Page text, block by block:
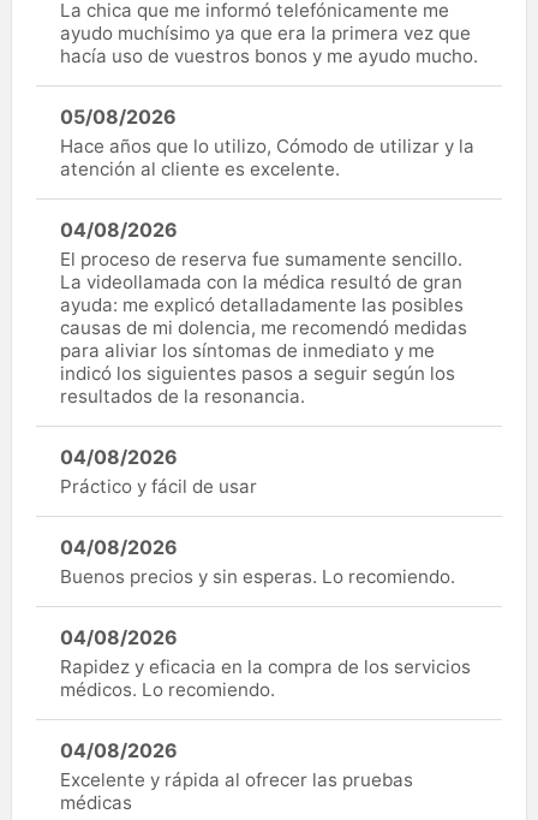
La chica que me informó telefónicamente me
ayudo muchísimo ya que era la primera vez que
hacía uso de vuestros bonos y me ayudo mucho.
05/08/2026
Hace años que lo utilizo, Cómodo de utilizar y la
atención al cliente es excelente.
04/08/2026
El proceso de reserva fue sumamente sencillo.
La videollamada con la médica resultó de gran
ayuda: me explicó detalladamente las posibles
causas de mi dolencia, me recomendó medidas
para aliviar los síntomas de inmediato y me
indicó los siguientes pasos a seguir según los
resultados de la resonancia.
04/08/2026
Práctico y fácil de usar
04/08/2026
Buenos precios y sin esperas. Lo recomiendo.
04/08/2026
Rapidez y eficacia en la compra de los servicios
médicos. Lo recomiendo.
04/08/2026
Excelente y rápida al ofrecer las pruebas
médicas